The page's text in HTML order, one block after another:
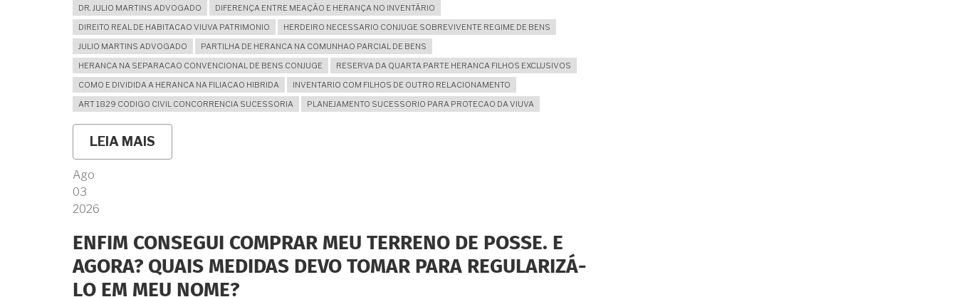
DR. JULIO MARTINS ADVOGADO
DIFERENÇA ENTRE MEAÇÃO E HERANÇA NO INVENTÁRIO
DIREITO REAL DE HABITACAO VIUVA PATRIMONIO
HERDEIRO NECESSARIO CONJUGE SOBREVIVENTE REGIME DE BENS
JULIO MARTINS ADVOGADO
PARTILHA DE HERANCA NA COMUNHAO PARCIAL DE BENS
HERANCA NA SEPARACAO CONVENCIONAL DE BENS CONJUGE
RESERVA DA QUARTA PARTE HERANCA FILHOS EXCLUSIVOS
COMO E DIVIDIDA A HERANCA NA FILIACAO HIBRIDA
INVENTARIO COM FILHOS DE OUTRO RELACIONAMENTO
ART 1829 CODIGO CIVIL CONCORRENCIA SUCESSORIA
PLANEJAMENTO SUCESSORIO PARA PROTECAO DA VIUVA
LEIA MAIS
MEU
É
VERDADE
QUE
TEREI
Ago
03
2026
ENFIM CONSEGUI COMPRAR MEU TERRENO DE POSSE. E
AGORA? QUAIS MEDIDAS DEVO TOMAR PARA REGULARIZÁ-
LO EM MEU NOME?